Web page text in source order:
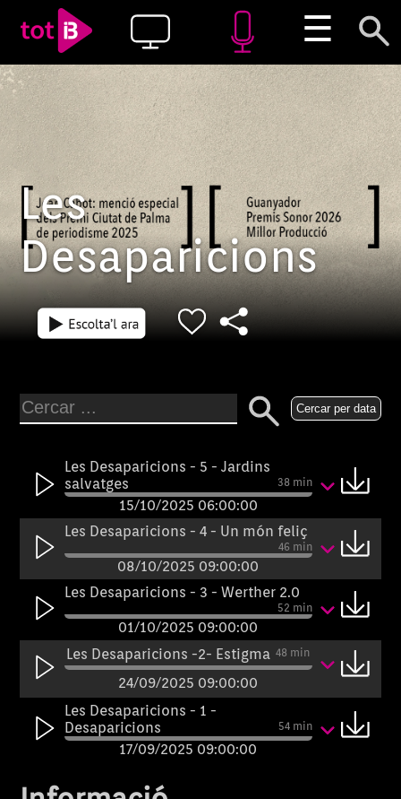
☰
Les
Desaparicions
Cercar per data
Les Desaparicions - 5 - Jardins
salvatges
38 min
15/10/2025 06:00:00
Les Desaparicions - 4 - Un món feliç
46 min
08/10/2025 09:00:00
Les Desaparicions - 3 - Werther 2.0
52 min
01/10/2025 09:00:00
Les Desaparicions -2- Estigma 48 min
24/09/2025 09:00:00
Les Desaparicions - 1 -
Desaparicions
54 min
17/09/2025 09:00:00